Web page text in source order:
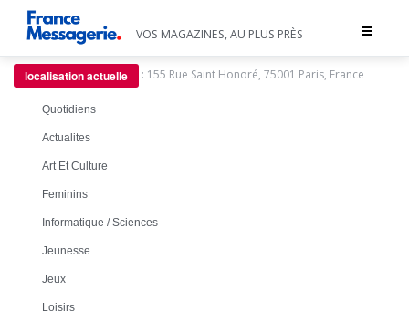
Toggle
VOS MAGAZINES, AU PLUS PRÈS
localisation actuelle : 155 Rue Saint Honoré, 75001 Paris, France
Quotidiens
Actualites
Art Et Culture
Feminins
Informatique / Sciences
Jeunesse
Jeux
Loisirs